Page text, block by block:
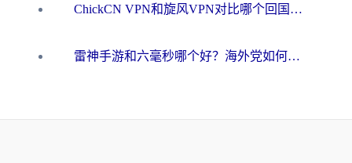
ChickCN VPN和旋风VPN对比哪个回国效果更好？海外用户的选择困境与出路
雷神手游和六毫秒哪个好？海外党如何真正解锁国内资源